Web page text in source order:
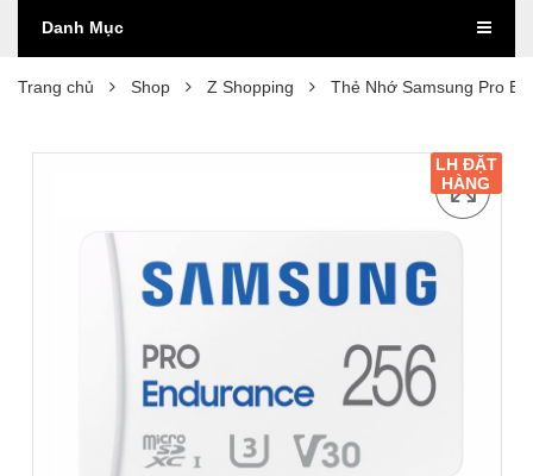
Danh Mục
Trang chủ Shop Z Shopping Thẻ Nhớ Samsung Pro
LH ĐẶT
HÀNG